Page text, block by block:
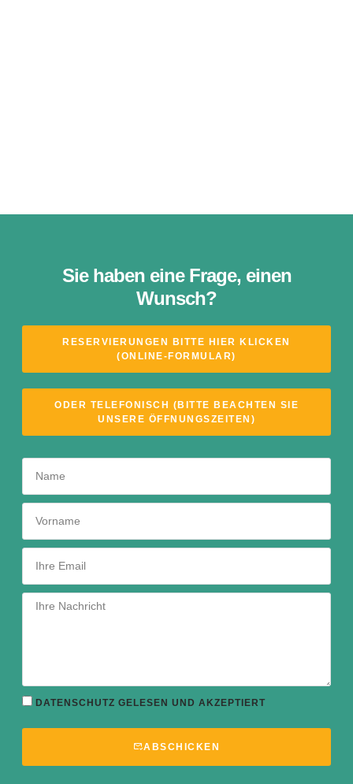
Sie haben eine Frage, einen
Wunsch?
RESERVIERUNGEN BITTE HIER KLICKEN
(ONLINE-FORMULAR)
ODER TELEFONISCH (BITTE BEACHTEN SIE
UNSERE ÖFFNUNGSZEITEN)
DATENSCHUTZ GELESEN UND AKZEPTIERT
ABSCHICKEN